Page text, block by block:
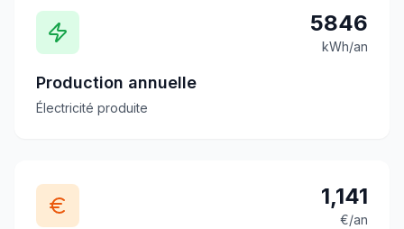
5846
kWh/an
Production annuelle
Électricité produite
1,141
€/an